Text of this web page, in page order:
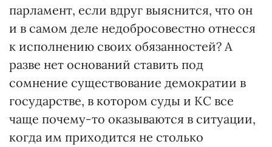
парламент, если вдруг выяснится, что он
и в самом деле недобросовестно отнесся
к исполнению своих обязанностей? А
разве нет оснований ставить под
сомнение существование демократии в
государстве, в котором суды и КС все
чаще почему-то оказываются в ситуации,
когда им приходится не столько